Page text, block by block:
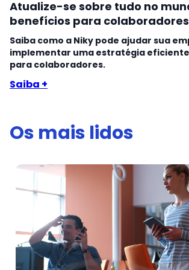
Atualize-se sobre tudo no
benefícios para
Saiba como a Niky pode ajudar sua
implementar uma estratégia
para colaboradores.
Saiba +
Os mais lidos